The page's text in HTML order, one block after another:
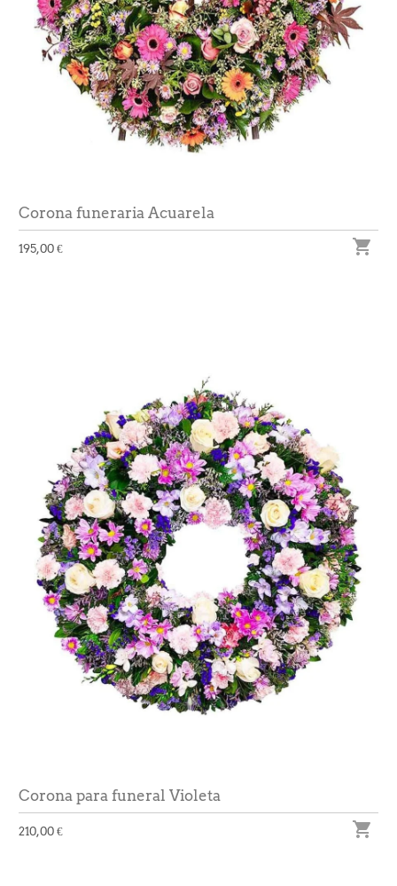
Corona funeraria Acuarela
195,00 € 
Corona para funeral Violeta
210,00 € 